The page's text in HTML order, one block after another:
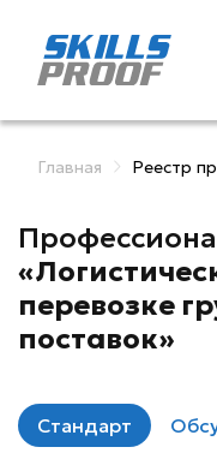
Главная Реестр
перевозке
поставок»
Стандарт